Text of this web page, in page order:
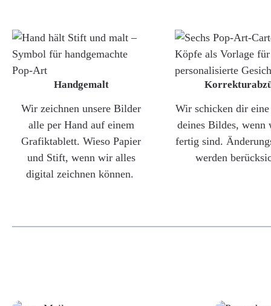
Handgemalt
Wir zeichnen unsere Bilder
alle per Hand auf einem
Grafiktablett. Wieso Papier
und Stift, wenn wir alles
digital zeichnen können.
Wir schicken dir eine
deines Bildes, wenn
fertig sind.
werden